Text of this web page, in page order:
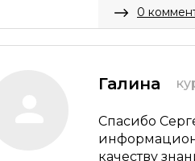
0
Галина
Спасибо
качеству